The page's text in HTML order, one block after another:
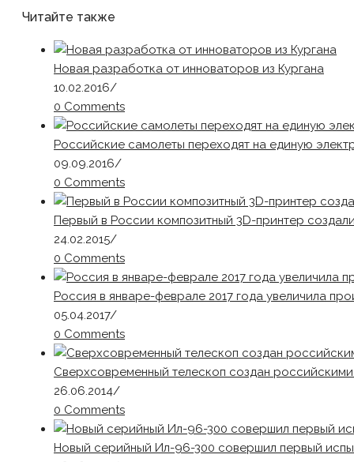
Читайте также
Новая разработка от инноваторов из Кургана
10.02.2016/
0 Comments
Российские самолеты переходят на единую
09.09.2016/
0 Comments
Первый в России композитный 3D-принтер
24.02.2015/
0 Comments
Россия в январе-феврале 2017 года увеличила
05.04.2017/
0 Comments
Сверхсовременный телескоп создан
26.06.2014/
0 Comments
Новый серийный Ил-96-300 совершил первый